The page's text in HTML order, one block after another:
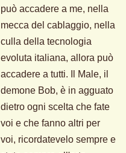
può accadere a me, nella
mecca del cablaggio, nella
culla della tecnologia
evoluta italiana, allora può
accadere a tutti. Il Male, il
demone Bob, è in agguato
dietro ogni scelta che fate
voi e che fanno altri per
voi, ricordatevelo sempre e